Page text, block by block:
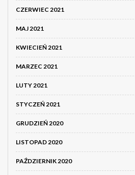
CZERWIEC 2021
MAJ 2021
KWIECIEŃ 2021
MARZEC 2021
LUTY 2021
STYCZEŃ 2021
GRUDZIEŃ 2020
LISTOPAD 2020
PAŹDZIERNIK 2020